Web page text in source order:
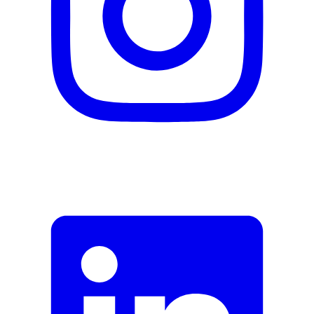
Adresse e-mail (facultatif)
Fermer le formulaire
Signaler des données erronées